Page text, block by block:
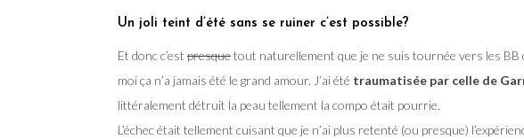
Un joli teint d’été sans se ruiner c’est possible?
Et donc c’est presquetout naturellement que je ne suis tournée vers les BB
moi ça n’a jamais été le grand amour. J’ai été traumatisée par celle de
littéralement détruit la peau tellement la compo était pourrie.
L’échec était tellement cuisant que je n’ai plus retenté (ou presque)